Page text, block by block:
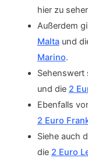
hier zu
Außerdem
Maltaund
Marino.
Sehenswert
und die 2
Ebenfalls
2 Euro
Siehe auch
die 2 Euro